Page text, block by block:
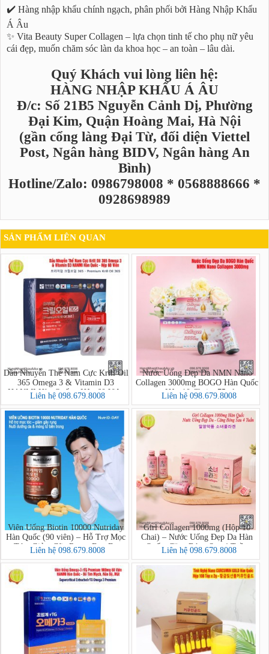
✔️ Hàng nhập khẩu chính ngạch, phân phối bởi Hàng Nhập Khẩu
Á Âu
✨ Vita Beauty Super Collagen – lựa chọn tinh tế cho phụ nữ yêu
cái đẹp, muốn chăm sóc làn da khoa học – an toàn – lâu dài.
Quý Khách vui lòng liên hệ:
HÀNG NHẬP KHẨU Á ÂU
Đ/c: Số 21B5 Nguyễn Cảnh Dị, Phường
Đại Kim, Quận Hoàng Mai, Hà Nội
(gần cổng làng Đại Từ, đối diện Viettel
Post, Ngân hàng BIDV, Ngân hàng An
Bình)
Hotline/Zalo: 0986798008 * 0568888666 *
0928698989
SẢN PHẨM LIÊN QUAN
Dầu Nhuyễn Thể Nam Cực Krill Oil
365 Omega 3 & Vitamin D3
HANMI Hàn Quốc - Hộp 60 Viên
Liên hệ 098.679.8008
Nước Uống Đẹp Da NMN Nano
Collagen 3000mg BOGO Hàn Quốc
- Hộp 10 Chai x 75ml
Liên hệ 098.679.8008
Viên Uống Biotin 10000 Nutriday
Hàn Quốc (90 viên) – Hỗ Trợ Mọc
Tóc, Giảm Gãy Rụng, Đẹp Da
Liên hệ 098.679.8008
Girl Collagen 1000mg (Hộp 10
Chai) – Nước Uống Đẹp Da Hàn
Quốc, Căng Bóng Sau 4 Tuần
Liên hệ 098.679.8008